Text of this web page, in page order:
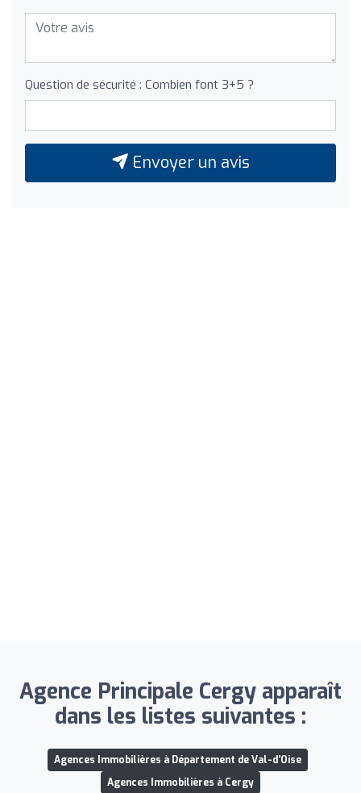
Question de sécurité : Combien font 3+5 ?
Envoyer un avis
Agence Principale Cergy apparaît
dans les listes suivantes :
Agences Immobilières à Département de Val-d'Oise
Agences Immobilières à Cergy